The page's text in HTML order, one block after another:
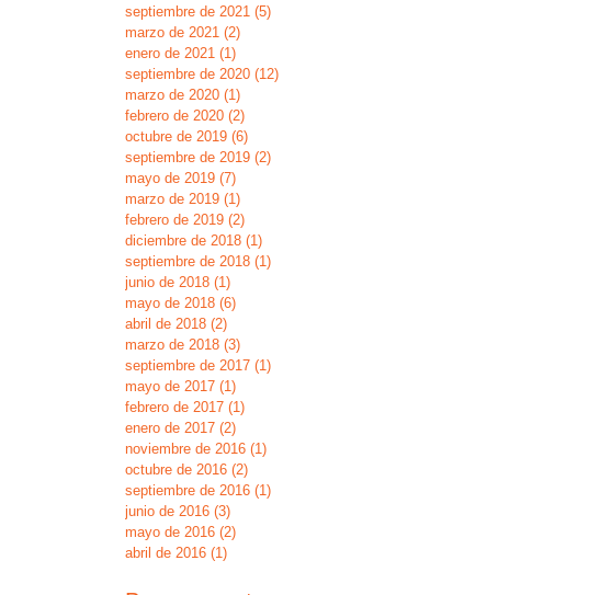
septiembre de 2021 (5)
marzo de 2021 (2)
enero de 2021 (1)
septiembre de 2020 (12)
marzo de 2020 (1)
febrero de 2020 (2)
octubre de 2019 (6)
septiembre de 2019 (2)
mayo de 2019 (7)
marzo de 2019 (1)
febrero de 2019 (2)
diciembre de 2018 (1)
septiembre de 2018 (1)
junio de 2018 (1)
mayo de 2018 (6)
abril de 2018 (2)
marzo de 2018 (3)
septiembre de 2017 (1)
mayo de 2017 (1)
febrero de 2017 (1)
enero de 2017 (2)
noviembre de 2016 (1)
octubre de 2016 (2)
septiembre de 2016 (1)
junio de 2016 (3)
mayo de 2016 (2)
abril de 2016 (1)